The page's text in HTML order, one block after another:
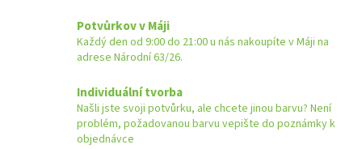
Potvůrkov v Máji
Každý den od 9:00 do 21:00 u nás nakoupíte v Máji na
adrese Národní 63/26.
Individuální tvorba
Našli jste svoji potvůrku, ale chcete jinou barvu? Není
problém, požadovanou barvu vepište do poznámky k
objednávce